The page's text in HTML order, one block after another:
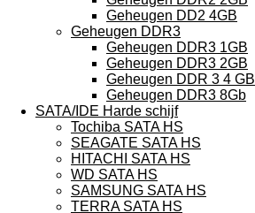
Geheugen DD2 4GB
Geheugen DDR3
Geheugen DDR3 1GB
Geheugen DDR3 2GB
Geheugen DDR 3 4 GB
Geheugen DDR3 8Gb
SATA/IDE Harde schijf
Tochiba SATA HS
SEAGATE SATA HS
HITACHI SATA HS
WD SATA HS
SAMSUNG SATA HS
TERRA SATA HS